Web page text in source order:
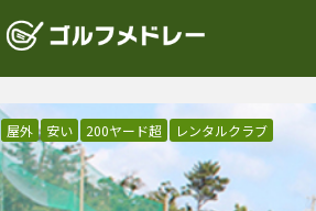
屋外 安い 200ヤード超 レンタルクラブ